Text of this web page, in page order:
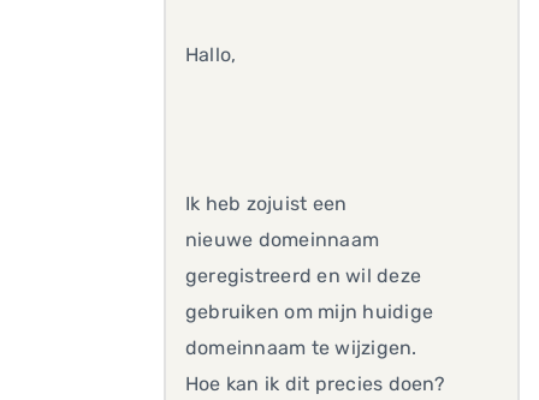
Hallo,
Ik heb zojuist een
nieuwe domeinnaam
geregistreerd en wil deze
gebruiken om mijn huidige
domeinnaam te wijzigen.
Hoe kan ik dit precies doen?